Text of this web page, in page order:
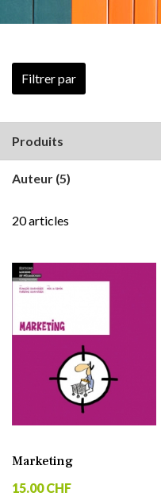
Produits
Auteur (5)
20articles
Marketing
15.00 CHF
Filtrer par